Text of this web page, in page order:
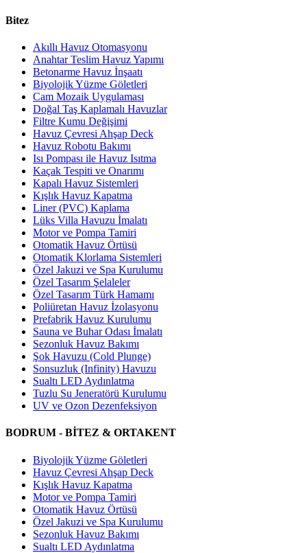
Bitez
Akıllı Havuz Otomasyonu
Anahtar Teslim Havuz Yapımı
Betonarme Havuz İnşaatı
Biyolojik Yüzme Göletleri
Cam Mozaik Uygulaması
Doğal Taş Kaplamalı Havuzlar
Filtre Kumu Değişimi
Havuz Çevresi Ahşap Deck
Havuz Robotu Bakımı
Isı Pompası ile Havuz Isıtma
Kaçak Tespiti ve Onarımı
Kapalı Havuz Sistemleri
Kışlık Havuz Kapatma
Liner (PVC) Kaplama
Lüks Villa Havuzu İmalatı
Motor ve Pompa Tamiri
Otomatik Havuz Örtüsü
Otomatik Klorlama Sistemleri
Özel Jakuzi ve Spa Kurulumu
Özel Tasarım Şelaleler
Özel Tasarım Türk Hamamı
Poliüretan Havuz İzolasyonu
Prefabrik Havuz Kurulumu
Sauna ve Buhar Odası İmalatı
Sezonluk Havuz Bakımı
Şok Havuzu (Cold Plunge)
Sonsuzluk (Infinity) Havuzu
Sualtı LED Aydınlatma
Tuzlu Su Jeneratörü Kurulumu
UV ve Ozon Dezenfeksiyon
BODRUM - BİTEZ & ORTAKENT
Biyolojik Yüzme Göletleri
Havuz Çevresi Ahşap Deck
Kışlık Havuz Kapatma
Motor ve Pompa Tamiri
Otomatik Havuz Örtüsü
Özel Jakuzi ve Spa Kurulumu
Sezonluk Havuz Bakımı
Sualtı LED Aydınlatma